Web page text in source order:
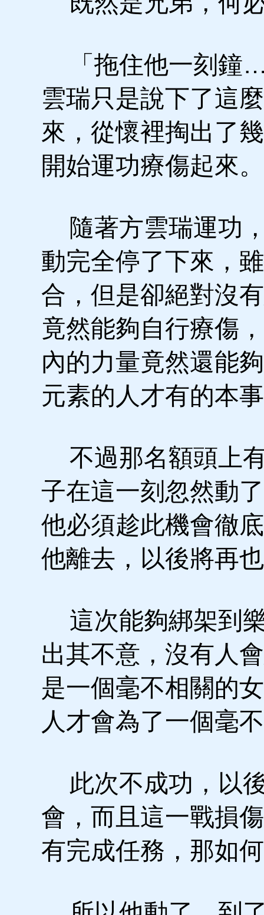
「拖住他一刻鐘
雲瑞只是說下了這
來，從懷裡掏出了
開始運功療傷起來。
隨著方雲瑞運功
動完全停了下來，
合，但是卻絕對沒
竟然能夠自行療傷
內的力量竟然還能
元素的人才有的本
不過那名額頭上
子在這一刻忽然動
他必須趁此機會徹
他離去，以後將再
這次能夠綁架到
出其不意，沒有人
是一個毫不相關的
人才會為了一個毫
此次不成功，以
會，而且這一戰損
有完成任務，那如